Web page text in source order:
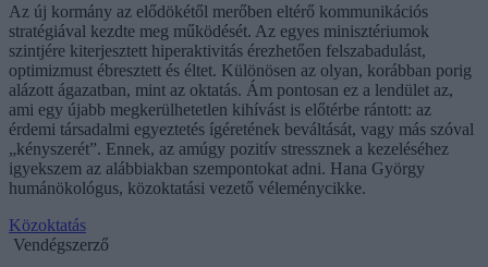
Az új kormány az elődökétől merőben eltérő kommunikációs
stratégiával kezdte meg működését. Az egyes minisztériumok
szintjére kiterjesztett hiperaktivitás érezhetően felszabadulást,
optimizmust ébresztett és éltet. Különösen az olyan, korábban porig
alázott ágazatban, mint az oktatás. Ám pontosan ez a lendület az,
ami egy újabb megkerülhetetlen kihívást is előtérbe rántott: az
érdemi társadalmi egyeztetés ígéretének beváltását, vagy más szóval
„kényszerét”. Ennek, az amúgy pozitív stressznek a kezeléséhez
igyekszem az alábbiakban szempontokat adni. Hana György
humánökológus, közoktatási vezető véleménycikke.
Közoktatás
Vendégszerző